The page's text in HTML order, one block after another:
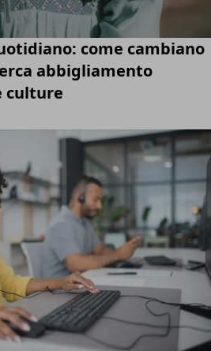
come cambiano
abbigliamento
culture